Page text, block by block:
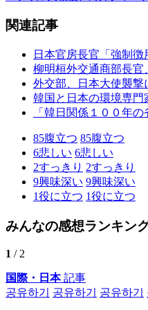
関連記事
日本官房長官「強制
柳明桓外交通商部長
外交部、日本大使襲撃
韓国と日本の環境専門
「韓日関係１００年
85腹立つ 85腹立つ
6悲しい 6悲しい
2すっきり 2すっきり
9興味深い 9興味深い
1役に立つ 1役に立つ
みんなの感想ランキン
1 / 2
国際・日本記事
공유하기
공유하기 공유하기